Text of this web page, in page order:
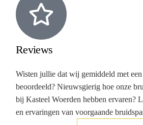
Reviews
Wisten jullie dat wij gemiddeld met
beoordeeld? Nieuwsgierig hoe onze
bij Kasteel Woerden hebben ervaren?
en ervaringen van voorgaande